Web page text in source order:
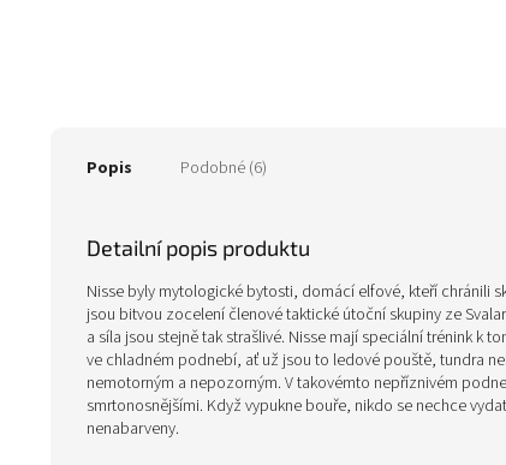
Popis Podobné (6)
Detailní popis produktu
Nisse byly mytologické bytosti, domácí elfové, kteří chránili
jsou bitvou zocelení členové taktické útoční skupiny ze
a síla jsou stejně tak strašlivé. Nisse mají speciální trénink k
ve chladném podnebí, ať už jsou to ledové pouště, tundra
nemotorným a nepozorným. V takovémto nepříznivém
smrtonosnějšími. Když vypukne bouře, nikdo se nechce
nenabarveny.